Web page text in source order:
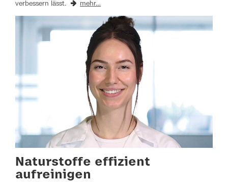
verbessern lässt.
mehr…
Naturstoffe effizient
aufreinigen